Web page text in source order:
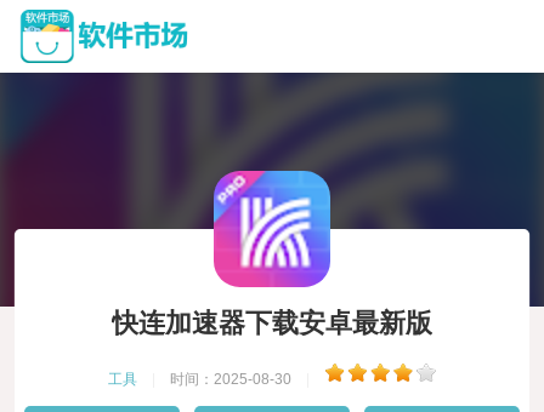
快连加速器下载安卓最新版
工具 时间：2025-08-30